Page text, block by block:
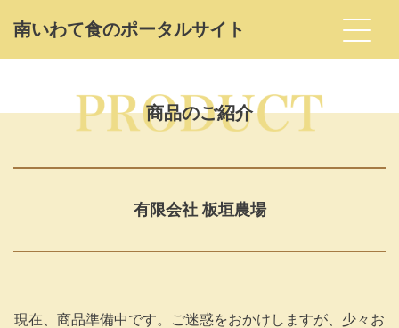
南いわて⾷のポータルサイト
the
商品のご紹介
有限会社 板垣農場
現在、商品準備中です。ご迷惑をおかけしますが、少々お